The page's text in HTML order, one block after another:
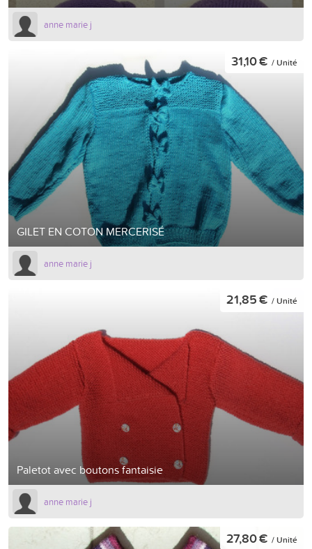
anne marie j
GILET EN COTON MERCERISÉ
31,10 € / Unité
anne marie j
Paletot avec boutons fantaisie
21,85 € / Unité
anne marie j
27,80 € / Unité